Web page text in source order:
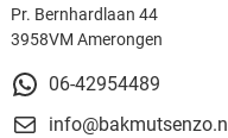
Pr. Bernhardlaan 44
3958VM Amerongen
06-42954489
info@bakmutsenzo.nl